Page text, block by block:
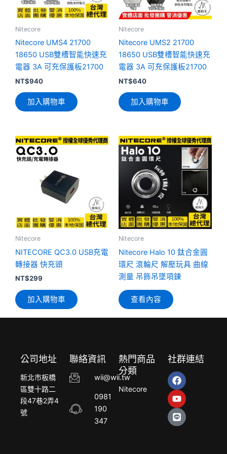
Nitecore
Nitecore UMS4 21700
18650 USB雙槽智能快速充
電器 3A 可充保護板21700
NT$940
加入購物車
Nitecore
Nitecore UMS2 21700
18650 USB雙槽智能快速充
電器 3A 可充保護板21700
NT$640
加入購物車
Nitecore
NITECORE QC3.0 USB充電
轉接器 快充頭
NT$299
加入購物車
Nitecore
Nitecore Halo 10 鈦合金圓
環尺 滾輪尺 解壓玩具 曲線
測量 吊飾吊墜項鍊
查看內容
公司地址
新北市板橋
區雙十路二
段47巷2弄4
號
聯絡資訊
wii@wii.tw
0981
190
347
熱門商品
分類
Nitecore
社群連結
F
a
c
e
b
o
Y
o
u
t
u
b
L
i
n
e